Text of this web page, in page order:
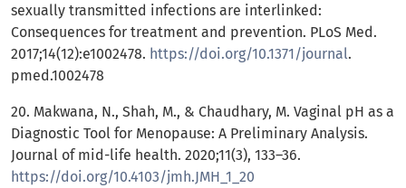
sexually transmitted infections are interlinked:
Consequences for treatment and prevention. PLoS Med.
2017;14(12):e1002478. https://doi.org/10.1371/journal.
pmed.1002478
20. Makwana, N., Shah, M., & Chaudhary, M. Vaginal pH as a
Diagnostic Tool for Menopause: A Preliminary Analysis.
Journal of mid-life health. 2020;11(3), 133–36.
https://doi.org/10.4103/jmh.JMH_1_20